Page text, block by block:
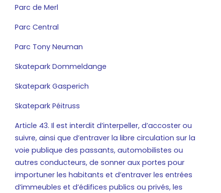
Parc de Merl
Parc Central
Parc Tony Neuman
Skatepark Dommeldange
Skatepark Gasperich
Skatepark Péitruss
Article 43. Il est interdit d’interpeller, d’accoster ou
suivre, ainsi que d’entraver la libre circulation sur la
voie publique des passants, automobilistes ou
autres conducteurs, de sonner aux portes pour
importuner les habitants et d’entraver les entrées
d’immeubles et d’édifices publics ou privés, les